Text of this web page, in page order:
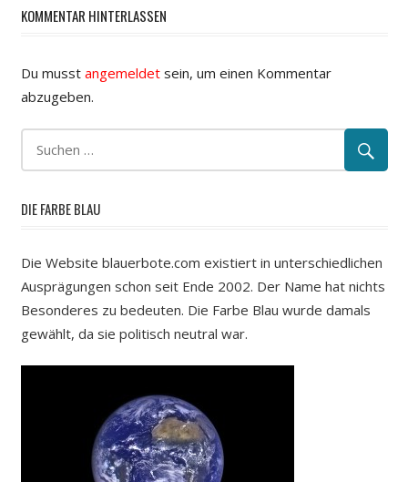
KOMMENTAR HINTERLASSEN
Du musst angemeldetsein, um einen Kommentar
abzugeben.
DIE FARBE BLAU
Die Website blauerbote.com existiert in unterschiedlichen
Ausprägungen schon seit Ende 2002. Der Name hat nichts
Besonderes zu bedeuten. Die Farbe Blau wurde damals
gewählt, da sie politisch neutral war.